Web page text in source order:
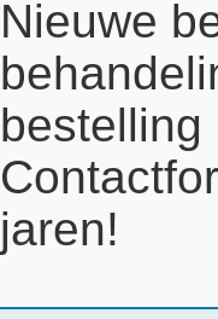
Nieuwe
bestelling
jaren!